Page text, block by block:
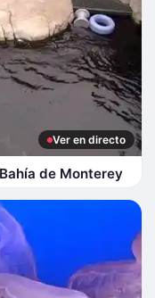
Ver en directo
de Monterey